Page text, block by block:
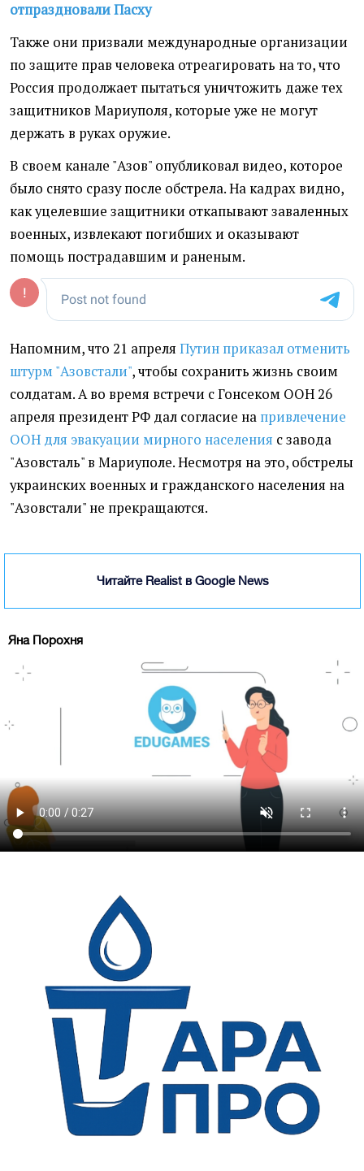
отпраздновали Пасху
Также они призвали международные организации
по защите прав человека отреагировать на то, что
Россия продолжает пытаться уничтожить даже тех
защитников Мариуполя, которые уже не могут
держать в руках оружие.
В своем канале "Азов" опубликовал видео, которое
было снято сразу после обстрела. На кадрах видно,
как уцелевшие защитники откапывают заваленных
военных, извлекают погибших и оказывают
помощь пострадавшим и раненым.
Напомним, что 21 апреля Путин приказал отменить
штурм "Азовстали", чтобы сохранить жизнь своим
солдатам. А во время встречи с Гонсеком ООН 26
апреля президент РФ дал согласие на привлечение
ООН для эвакуации мирного населения с завода
"Азовсталь" в Мариуполе. Несмотря на это, обстрелы
украинских военных и гражданского населения на
"Азовстали" не прекращаются.
Читайте Realist в Google News
Яна Порохня